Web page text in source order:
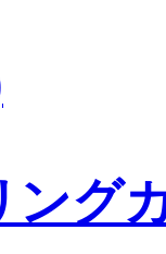
ング